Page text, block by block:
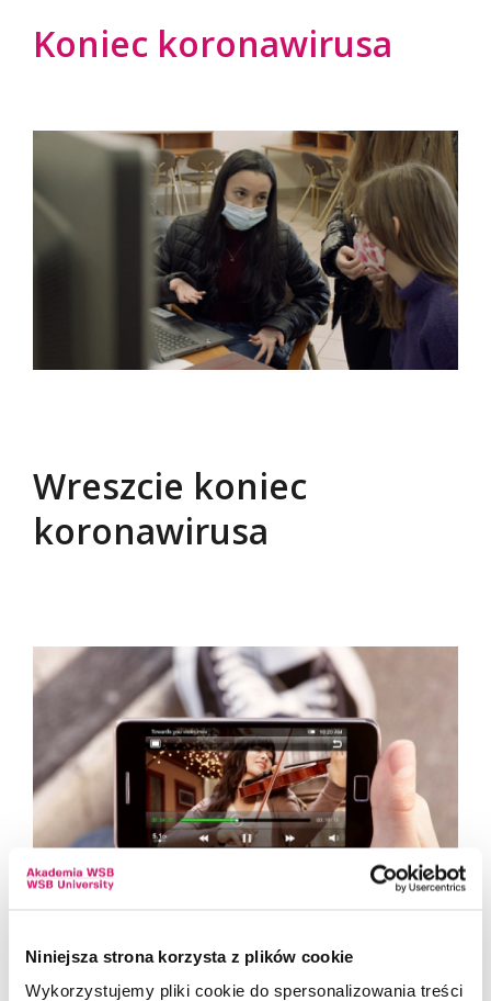
Niniejsza strona korzysta z plików cookie
Wykorzystujemy pliki cookie do spersonalizowania treści
Koniec koronawirusa
Wreszcie koniec
koronawirusa